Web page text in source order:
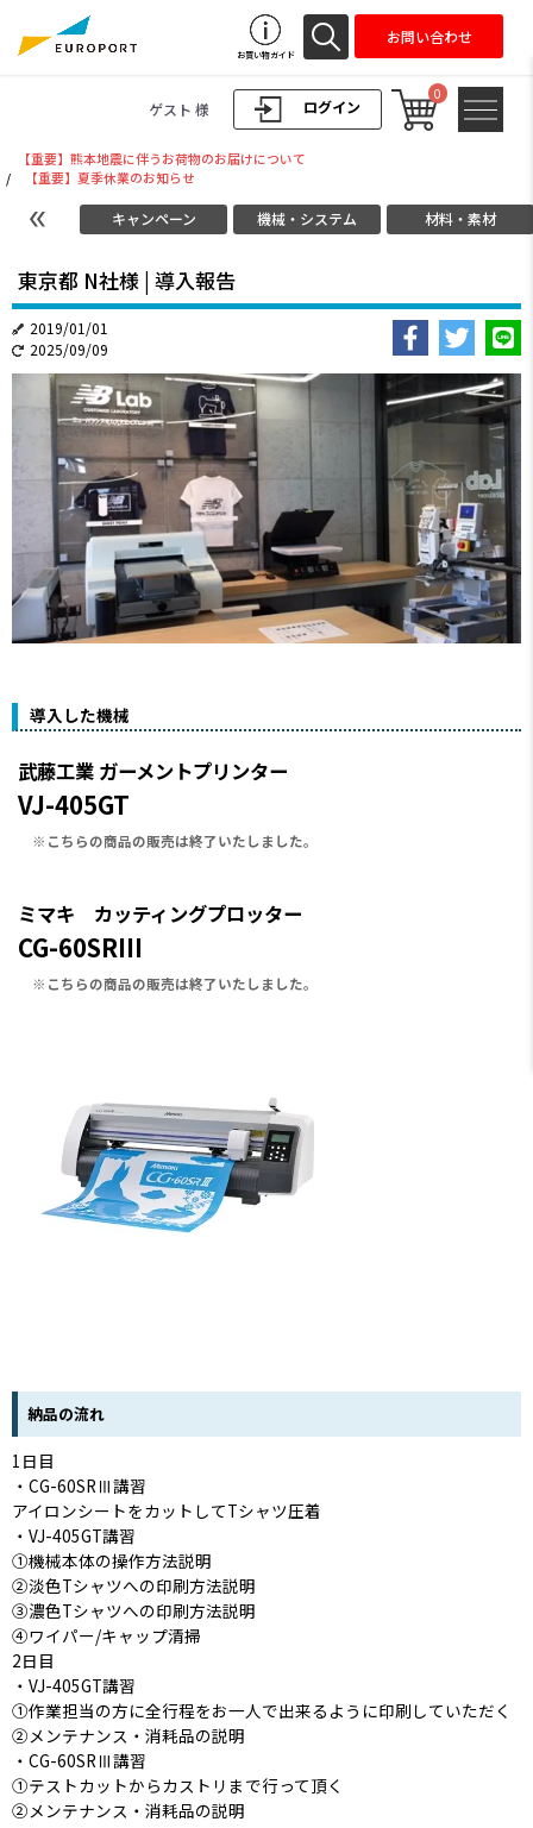
ログイン
ゲスト 様
0
お買い物ガイド
お問い合わせ
【重要】熊本地震に伴うお荷物のお届けについて
/
【重要】夏季休業のお知らせ
キャンペーン 機械・システム 材料・素材
東京都 N社様 | 導入報告
2019/01/01
2025/09/09
導入した機械
武藤工業 ガーメントプリンター
VJ-405GT
こちらの商品の販売は終了いたしました。
ミマキ カッティングプロッター
CG-60SRIII
こちらの商品の販売は終了いたしました。
納品の流れ
1日目
・CG-60SRⅢ講習
アイロンシートをカットしてTシャツ圧着
・VJ-405GT講習
①機械本体の操作方法説明
②淡色Tシャツへの印刷方法説明
③濃色Tシャツへの印刷方法説明
④ワイパー/キャップ清掃
2日目
・VJ-405GT講習
①作業担当の方に全行程をお一人で出来るように印刷していただく
②メンテナンス・消耗品の説明
・CG-60SRⅢ講習
①テストカットからカストリまで行って頂く
②メンテナンス・消耗品の説明